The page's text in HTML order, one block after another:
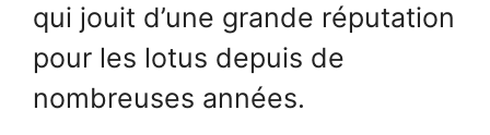
qui jouit d’une grande réputation
pour les lotus depuis de
nombreuses années.